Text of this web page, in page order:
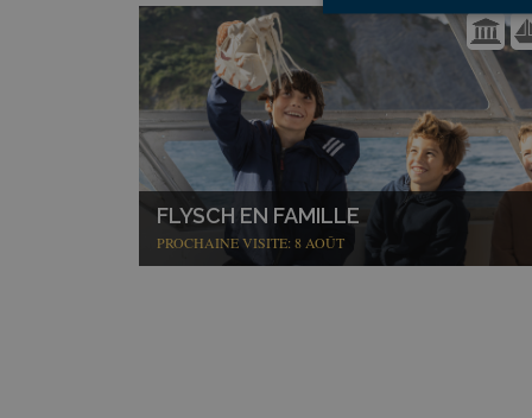
FLYSCH EN FAMILLE
PROCHAINE VISITE: 8 AOÛT
Les cookies
la gestion des
Nom
CookieScriptConsent